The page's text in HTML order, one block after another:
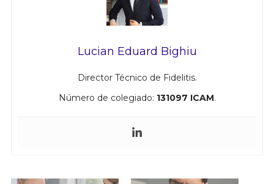
Lucian Eduard Bighiu
Director Técnico de Fidelitis.
Número de colegiado: 131097 ICAM.